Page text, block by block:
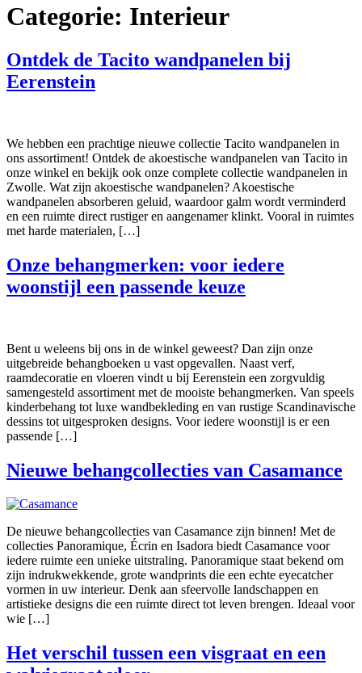
Categorie: Interieur
Ontdek de Tacito wandpanelen bij
Eerenstein
We hebben een prachtige nieuwe collectie Tacito wandpanelen in
ons assortiment! Ontdek de akoestische wandpanelen van Tacito in
onze winkel en bekijk ook onze complete collectie wandpanelen in
Zwolle. Wat zijn akoestische wandpanelen? Akoestische
wandpanelen absorberen geluid, waardoor galm wordt verminderd
en een ruimte direct rustiger en aangenamer klinkt. Vooral in ruimtes
met harde materialen, […]
Onze behangmerken: voor iedere
woonstijl een passende keuze
Bent u weleens bij ons in de winkel geweest? Dan zijn onze
uitgebreide behangboeken u vast opgevallen. Naast verf,
raamdecoratie en vloeren vindt u bij Eerenstein een zorgvuldig
samengesteld assortiment met de mooiste behangmerken. Van speels
kinderbehang tot luxe wandbekleding en van rustige Scandinavische
dessins tot uitgesproken designs. Voor iedere woonstijl is er een
passende […]
Nieuwe behangcollecties van Casamance
De nieuwe behangcollecties van Casamance zijn binnen! Met de
collecties Panoramique, Écrin en Isadora biedt Casamance voor
iedere ruimte een unieke uitstraling. Panoramique staat bekend om
zijn indrukwekkende, grote wandprints die een echte eyecatcher
vormen in uw interieur. Denk aan sfeervolle landschappen en
artistieke designs die een ruimte direct tot leven brengen. Ideaal voor
wie […]
Het verschil tussen een visgraat en een